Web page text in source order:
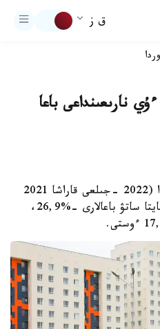
ق ز
نارىعىنداعى باعا
استانا. قازاقپارات - ءبىر جىلدا (2022 -جىلعى قاراشا 2021
-جىلعى قاراشاعا) پاتەرلەردى قايتا ساتۋ باعالارى -%26,9،